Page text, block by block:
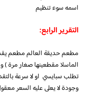
اسمه سوء تنظيم
التقرير الرابع:
مطعم حديقة العالم مطعم
الماسلا مقطعينها صغار مرة )
تطلب سبايسي او لا سرعة
وجودة لا يعلى عليه السعر